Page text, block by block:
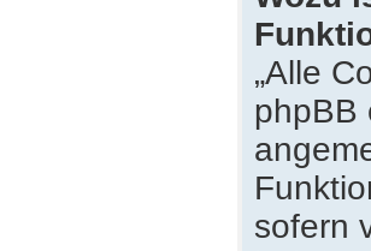
„Alle
phpBB
sofern